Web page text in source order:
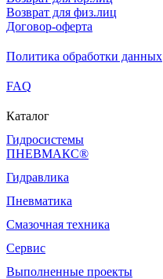
Возврат для физ.лиц
Договор-оферта
Политика обработки данных
FAQ
Каталог
Гидросистемы
ПНЕВМАКС®
Гидравлика
Пневматика
Смазочная техника
Сервис
Выполненные проекты